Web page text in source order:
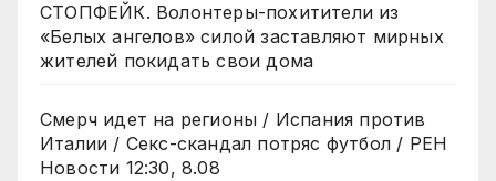
СТОПФЕЙК. Волонтеры-похитители из
«Белых ангелов» силой заставляют мирных
жителей покидать свои дома
Смерч идет на регионы / Испания против
Италии / Секс-скандал потряс футбол / РЕН
Новости 12:30, 8.08